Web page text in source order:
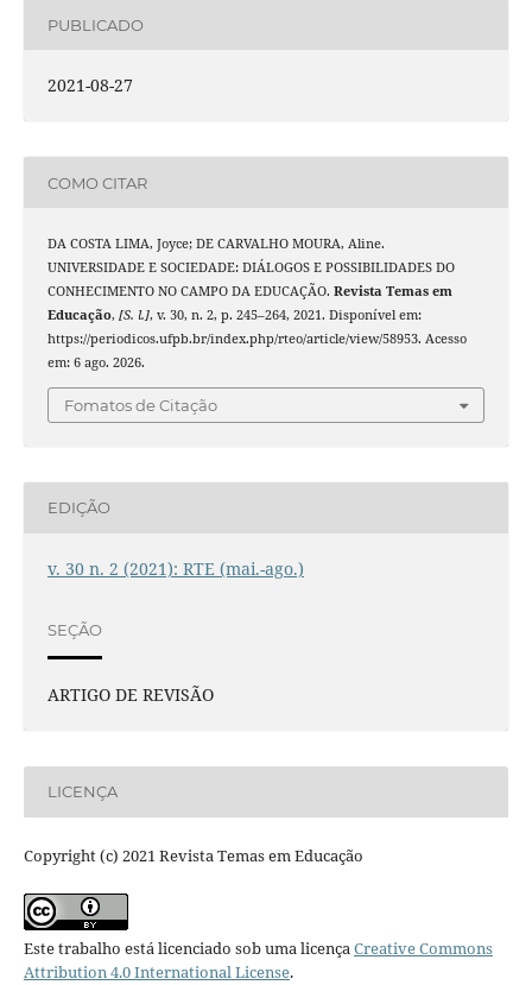
PUBLICADO
2021-08-27
COMO CITAR
DA COSTA LIMA, Joyce; DE CARVALHO MOURA, Aline.
UNIVERSIDADE E SOCIEDADE: DIÁLOGOS E POSSIBILIDADES DO
CONHECIMENTO NO CAMPO DA EDUCAÇÃO. Revista Temas em
Educação, [S. l.], v. 30, n. 2, p. 245–264, 2021. Disponível em:
https://periodicos.ufpb.br/index.php/rteo/article/view/58953. Acesso
em: 6 ago. 2026.
Fomatos de Citação
EDIÇÃO
v. 30 n. 2 (2021): RTE (mai.-ago.)
SEÇÃO
ARTIGO DE REVISÃO
LICENÇA
Copyright (c) 2021 Revista Temas em Educação
Este trabalho está licenciado sob uma licençaCreative Commons
Attribution 4.0 International License.